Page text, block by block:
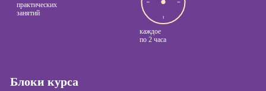
практических
занятий
каждое
по 2 часа
Блоки курса